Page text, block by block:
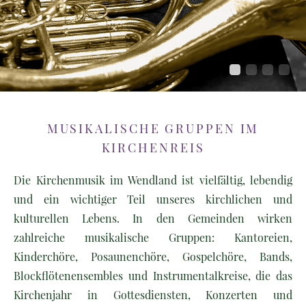
MUSIKALISCHE GRUPPEN IM
KIRCHENREIS
Die Kirchenmusik im Wendland ist vielfältig, lebendig
und ein wichtiger Teil unseres kirchlichen und
kulturellen Lebens. In den Gemeinden wirken
zahlreiche musikalische Gruppen: Kantoreien,
Kinderchöre, Posaunenchöre, Gospelchöre, Bands,
Blockflötenensembles und Instrumentalkreise, die das
Kirchenjahr in Gottesdiensten, Konzerten und